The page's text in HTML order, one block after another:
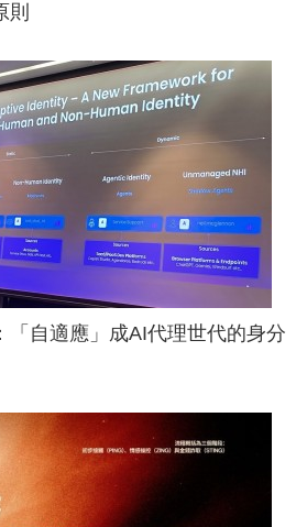
則
「自適應」成AI代理世代的身分